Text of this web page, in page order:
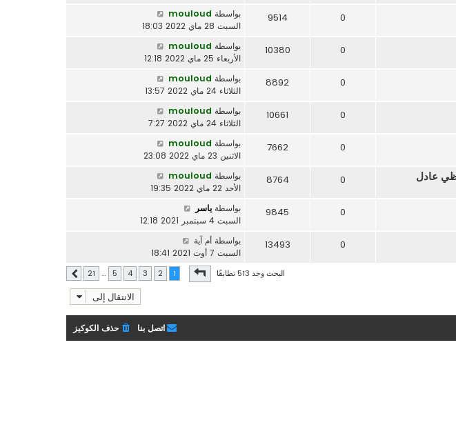
0
9514 بواسطة mouloud
السبت 28 ماي 2022 18:03
0
10380 بواسطة mouloud
الأربعاء 25 ماي 2022 12:18
0
8892 بواسطة mouloud
الثلاثاء 24 ماي 2022 13:57
0
10661 بواسطة mouloud
الثلاثاء 24 ماي 2022 7:27
0
7662 بواسطة mouloud
الاثنين 23 ماي 2022 23:08
0
8764 بواسطة mouloud
الأحد 22 ماي 2022 19:35
0
9845 بواسطة ياسر
السبت 4 سبتمبر 2021 12:18
0
13493 بواسطة أم آية
السبت 7 أوت 2021 18:41
البحث وجد 513 تطابقًا صفحة من21
1
2
3
4
5
…
21 التالي
الانتقال إلى
حذف الكوكيز اتصل بنا